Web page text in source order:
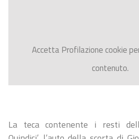
AccettaProfilazionecookie
contenuto.
La teca contenente i resti